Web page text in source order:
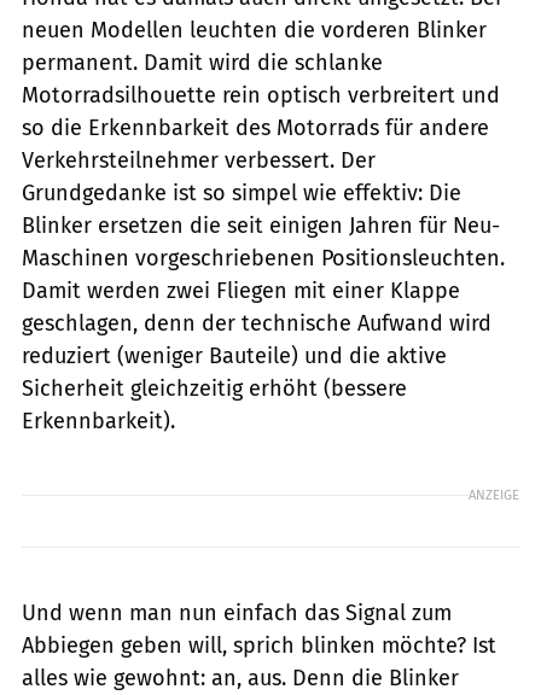
neuen Modellen leuchten die vorderen Blinker
permanent. Damit wird die schlanke
Motorradsilhouette rein optisch verbreitert und
so die Erkennbarkeit des Motorrads für andere
Verkehrsteilnehmer verbessert. Der
Grundgedanke ist so simpel wie effektiv: Die
Blinker ersetzen die seit einigen Jahren für Neu-
Maschinen vorgeschriebenen Positionsleuchten.
Damit werden zwei Fliegen mit einer Klappe
geschlagen, denn der technische Aufwand wird
reduziert (weniger Bauteile) und die aktive
Sicherheit gleichzeitig erhöht (bessere
Erkennbarkeit).
ANZEIGE
Und wenn man nun einfach das Signal zum
Abbiegen geben will, sprich blinken möchte? Ist
alles wie gewohnt: an, aus. Denn die Blinker